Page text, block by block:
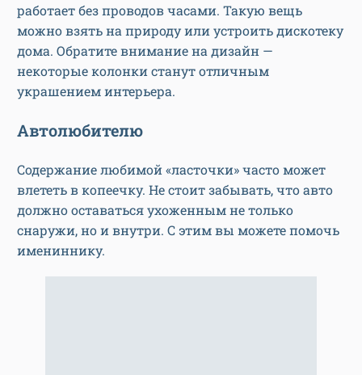
работает без проводов часами. Такую вещь
можно взять на природу или устроить дискотеку
дома. Обратите внимание на дизайн —
некоторые колонки станут отличным
украшением интерьера.
Автолюбителю
Содержание любимой «ласточки» часто может
влететь в копеечку. Не стоит забывать, что авто
должно оставаться ухоженным не только
снаружи, но и внутри. С этим вы можете помочь
имениннику.